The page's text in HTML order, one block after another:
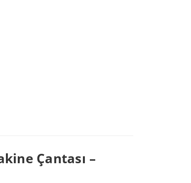
Çantası –